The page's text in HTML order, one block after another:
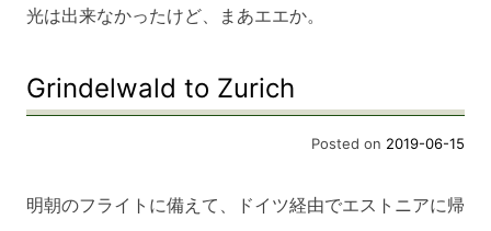
光は出来なかったけど、まあエエか。
Grindelwald to Zurich
Posted on 2019-06-15
明朝のフライトに備えて、ドイツ経由でエストニアに帰